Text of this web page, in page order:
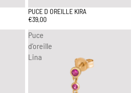
PUCE D OREILLE KIRA
€39,00
Puce
d’oreille
Lina